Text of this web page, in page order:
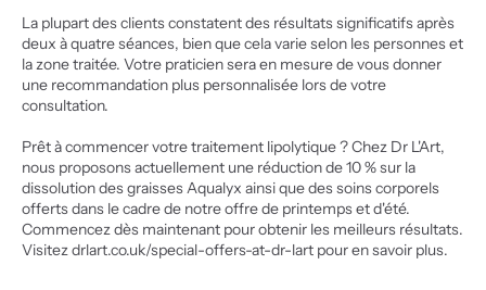
La plupart des clients constatent des résultats significatifs après
deux à quatre séances, bien que cela varie selon les personnes et
la zone traitée. Votre praticien sera en mesure de vous donner
une recommandation plus personnalisée lors de votre
consultation.
Prêt à commencer votre traitement lipolytique ? Chez Dr L'Art,
nous proposons actuellement une réduction de 10 % sur la
dissolution des graisses Aqualyx ainsi que des soins corporels
offerts dans le cadre de notre offre de printemps et d'été.
Commencez dès maintenant pour obtenir les meilleurs résultats.
Visitez drlart.co.uk/special-offers-at-dr-lart pour en savoir plus.